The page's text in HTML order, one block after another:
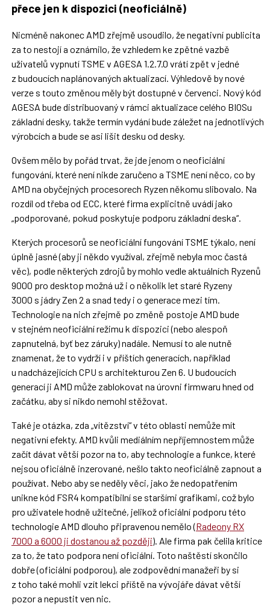
přece jen k dispozici (neoficiálně)
Nicméně nakonec AMD zřejmě usoudilo, že negativní publicita
za to nestojí a oznámilo, že vzhledem ke zpětné vazbě
uživatelů vypnutí TSME v AGESA 1.2.7.0 vrátí zpět v jedné
z budoucích naplánovaných aktualizací. Výhledově by nové
verze s touto změnou měly být dostupné v červenci. Nový kód
AGESA bude distribuovaný v rámci aktualizace celého BIOSu
základní desky, takže termín vydání bude záležet na jednotlivých
výrobcích a bude se asi lišit desku od desky.
Ovšem mělo by pořád trvat, že jde jenom o neoficiální
fungování, které není nikde zaručeno a TSME není něco, co by
AMD na obyčejných procesorech Ryzen někomu slibovalo. Na
rozdíl od třeba od ECC, které firma explicitně uvádí jako
„podporované, pokud poskytuje podporu základní deska“.
Kterých procesorů se neoficiální fungování TSME týkalo, není
úplně jasné (aby ji někdo využíval, zřejmě nebyla moc častá
věc), podle některých zdrojů by mohlo vedle aktuálních Ryzenů
9000 pro desktop možná už i o několik let staré Ryzeny
3000 s jádry Zen 2 a snad tedy i o generace mezi tím.
Technologie na nich zřejmě po změně postoje AMD bude
v stejném neoficiální režimu k dispozici (nebo alespoň
zapnutelná, byť bez záruky) nadále. Nemusí to ale nutně
znamenat, že to vydrží i v příštích generacích, například
u nadcházejících CPU s architekturou Zen 6. U budoucích
generací ji AMD může zablokovat na úrovni firmwaru hned od
začátku, aby si nikdo nemohl stěžovat.
Také je otázka, zda „vítězství“ v této oblasti nemůže mít
negativní efekty. AMD kvůli mediálním nepříjemnostem může
začít dávat větší pozor na to, aby technologie a funkce, které
nejsou oficiálně inzerované, nešlo takto neoficiálně zapnout a
používat. Nebo aby se neděly věci, jako že nedopatřením
unikne kód FSR4 kompatibilní se staršími grafikami, což bylo
pro uživatele hodně užitečné, jelikož oficiální podporu této
technologie AMD dlouho připravenou nemělo (Radeony RX
7000 a 6000 ji dostanou až později). Ale firma pak čelila kritice
za to, že tato podpora není oficiální. Toto naštěstí skončilo
dobře (oficiální podporou), ale zodpovědní manažeři by si
z toho také mohli vzít lekci příště na vývojáře dávat větší
pozor a nepustit ven nic.